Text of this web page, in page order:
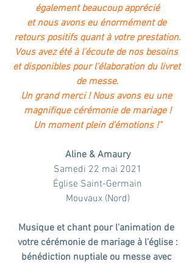
également beaucoup apprécié
et nous avons eu énormément de
retours positifs quant à votre prestation.
Vous avez été à l'écoute de nos besoins
et disponibles pour l'élaboration du livret
de messe.
Un grand merci ! Nous avons eu une
magnifique cérémonie de mariage !
Un moment plein d'émotions !"
Aline & Amaury
Samedi 22 mai 2021
Église Saint-Germain
Mouvaux (Nord)
Musique et chant pour l'animation de
votre cérémonie de mariage à l'église :
bénédiction nuptiale ou messe avec